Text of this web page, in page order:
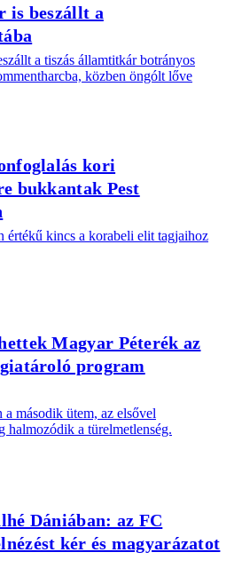
is beszállt a
a tiszás államtitkár botrányos
közben öngólt lőve
kori
bukkantak Pest
értékű kincs a korabeli elit tagjaihoz
Magyar Péterék az
program
második ütem, az elsővel
halmozódik a türelmetlenség.
Dániában: az FC
kér és magyarázatot